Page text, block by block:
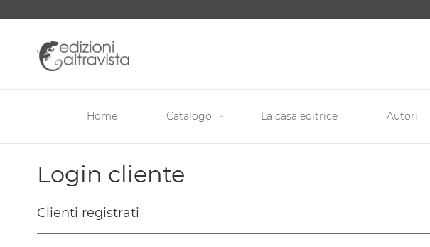
contenuto
Home Catalogo La casa editrice Autori
Login cliente
Clienti registrati